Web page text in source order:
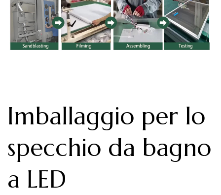
Imballaggio per lo
specchio da bagno
a LED